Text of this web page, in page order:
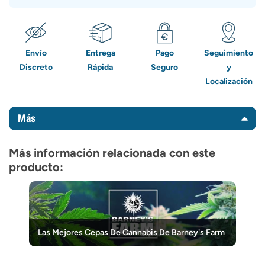
Envío
Discreto
Entrega
Rápida
Pago
Seguro
Seguimiento
y
Localización
Más
Más información relacionada con este
producto:
Las Mejores Cepas De Cannabis De Barney's Farm